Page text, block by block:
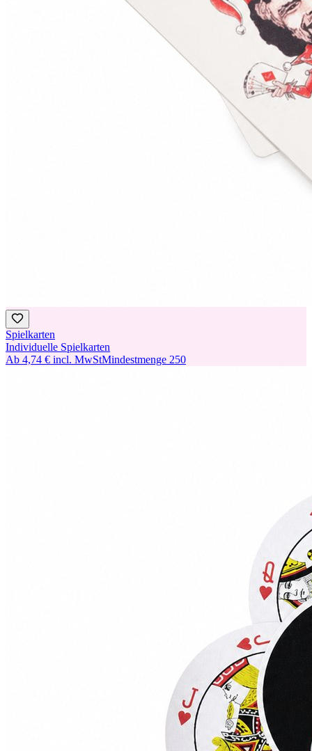
Spielkarten
Individuelle Spielkarten
Ab 4,74 € incl. MwStMindestmenge 250